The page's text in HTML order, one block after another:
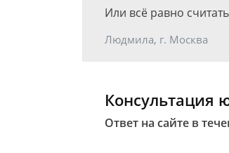
Или всё равно
Людмила, г. Москва
Консультация
Ответ на сайте в